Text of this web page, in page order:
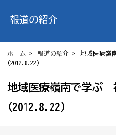
報道の紹介
ホーム > 報道の紹介 > 地域医療嶺
(2012.8.22)
地域医療嶺南で学ぶ
(2012.8.22)